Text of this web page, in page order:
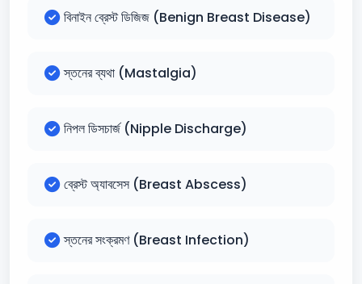
বিনাইন ব্রেস্ট ডিজিজ (Benign Breast Disease)
স্তনের ব্যথা (Mastalgia)
নিপল ডিসচার্জ (Nipple Discharge)
ব্রেস্ট অ্যাবসেস (Breast Abscess)
স্তনের সংক্রমণ (Breast Infection)